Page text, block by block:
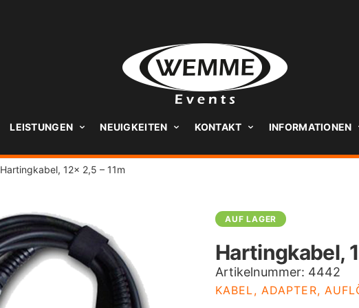
LEISTUNGEN NEUIGKEITEN KONTAKT INFORMATIONEN
Hartingkabel, 12x 2,5 – 11m
AUF LAGER
Hartingkabel,
Artikelnummer: 4442
KABEL, ADAPTER,